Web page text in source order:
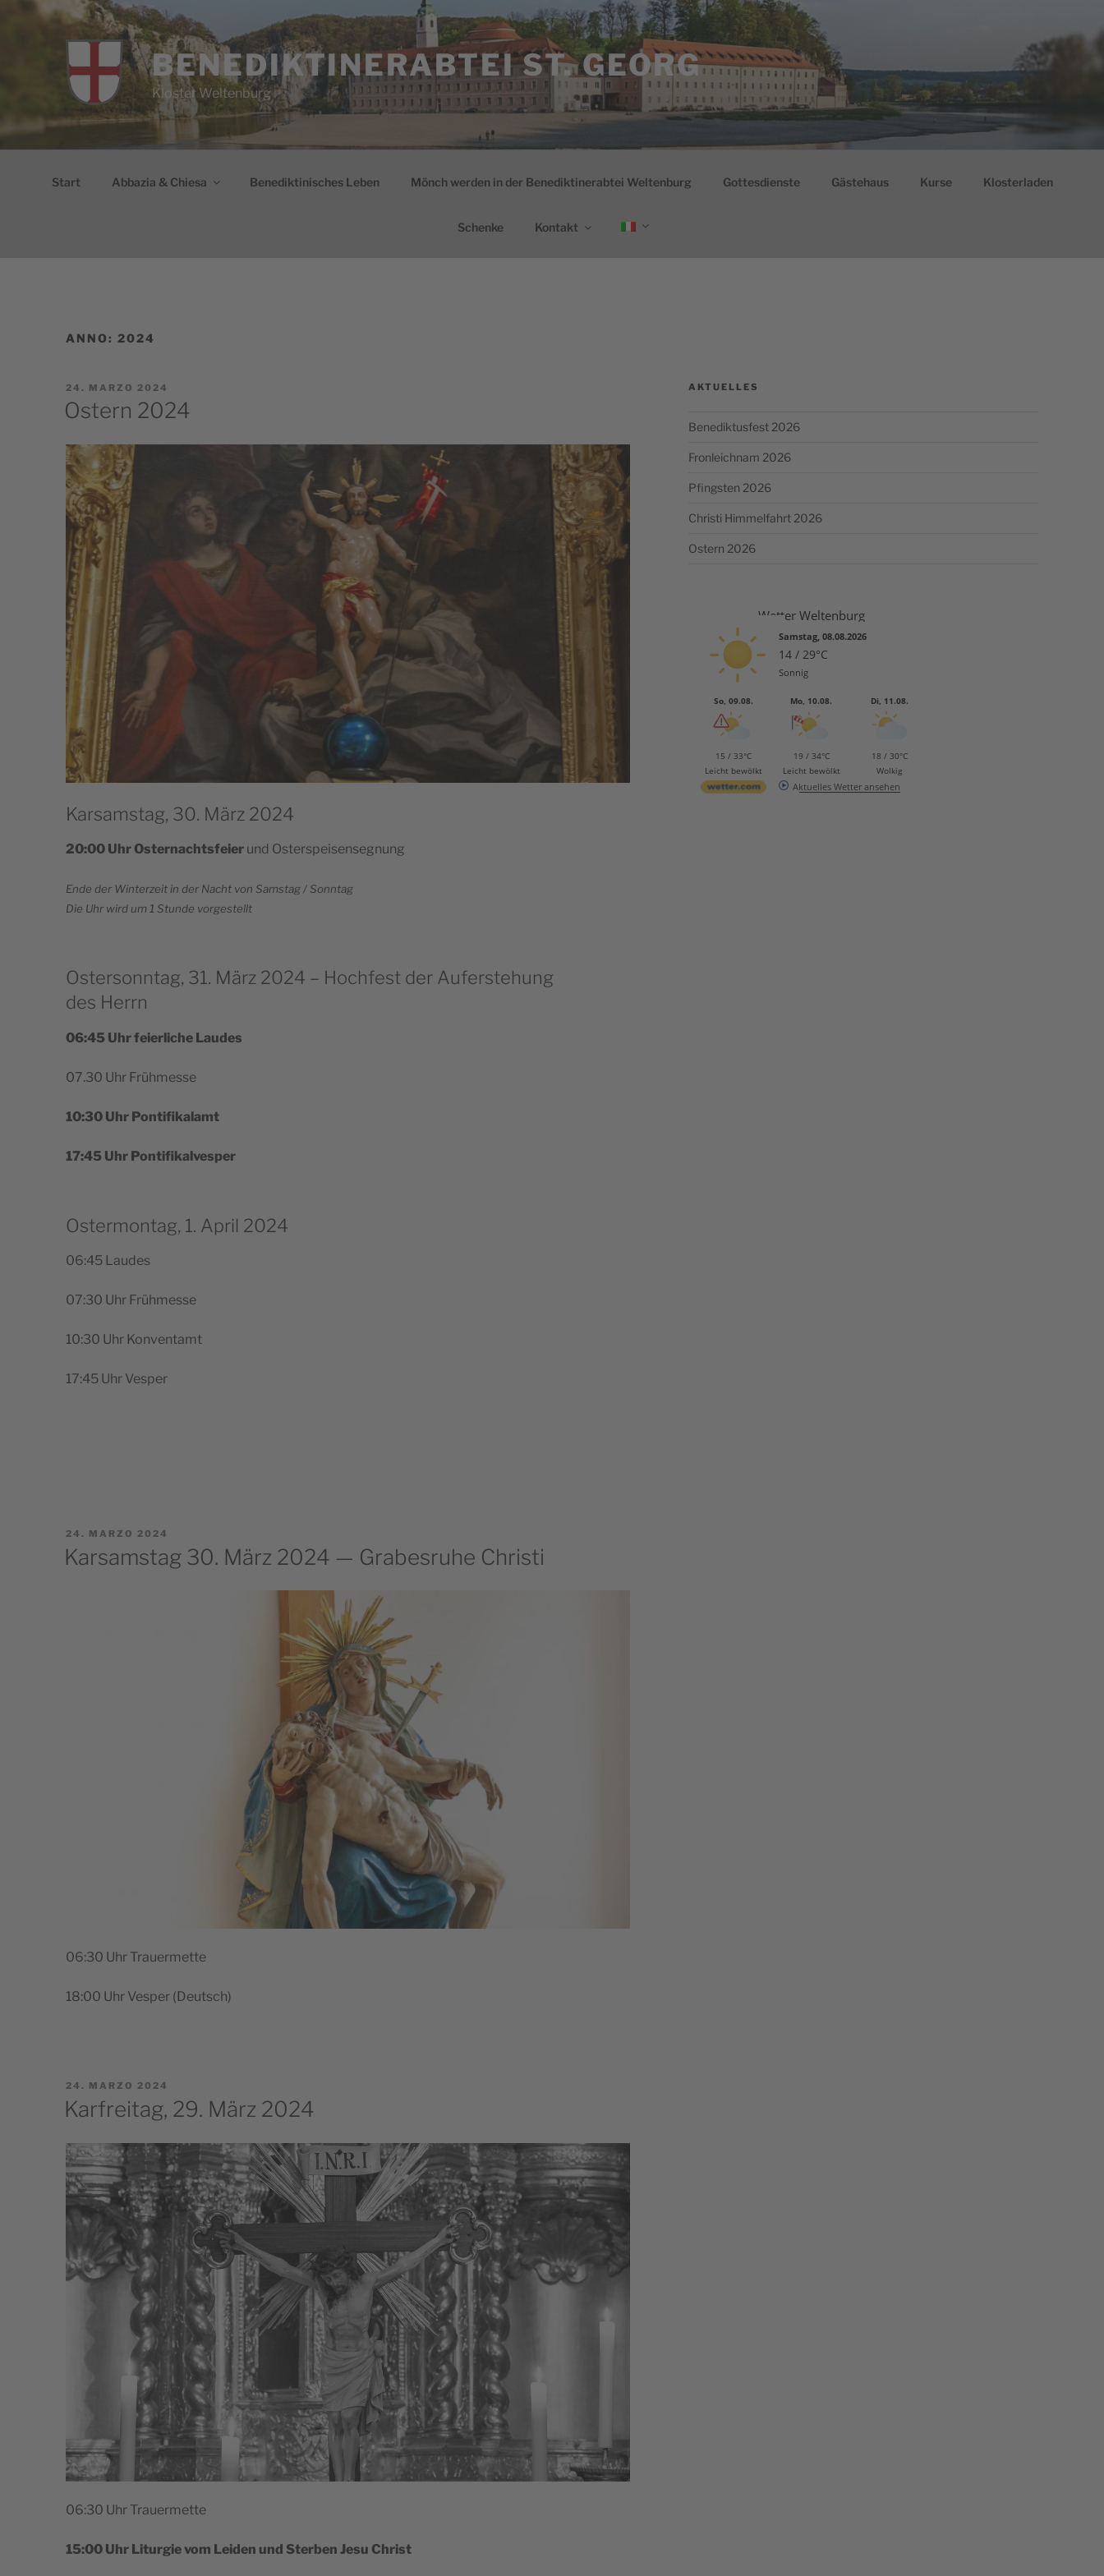
BENEDIKTINERABTEI ST. GEORG
Kloster Weltenburg
Start Abbazia & Chiesa Benediktinisches Leben Mönch werden in der Benediktinerabtei Weltenburg Gottesdienste Gästehaus Kurse Klosterladen
Schenke Kontakt
ANNO: 2024
PUBBLICATO
IL
24. MARZO 2024
Ostern 2024
Karsamstag, 30. März 2024
20:00 Uhr Oster­na­ch­tsfeier und Osterspeisensegnung
Ende der Win­ter­zeit in der Nacht von Sam­stag / Sonntag
Die Uhr wird um 1 Stun­de vorgestellt
Ostersonntag, 31. März 2024 – Hochfest der Auferstehung
des Herrn
06:45 Uhr feier­li­che Laudes
07.30 Uhr Frühmesse
10:30 Uhr Pontifikalamt
17:45 Uhr Pontifikalvesper
Ostermontag, 1. April 2024
06:45 Lau­des
07:30 Uhr Frühmesse
10:30 Uhr Konventamt
17:45 Uhr Vesper
PUBBLICATO
24. MARZO 2024
Karsamstag 30. März 2024 — Grabesruhe Christi
06:30 Uhr Trauermette
18:00 Uhr Vesper (Deu­tsch)
PUBBLICATO
24. MARZO 2024
Karfreitag, 29. März 2024
06:30 Uhr Trauermette
15:00 Uhr Litur­gie vom Lei­den und Ster­ben Jesu Christ
AKTUELLES
Benediktusfest 2026
Fronleichnam 2026
Pfingsten 2026
Christi Himmelfahrt 2026
Ostern 2026
Wetter Weltenburg
Samstag, 08.08.2026
14 / 29°C
Sonnig
So, 09.08.
15 / 33°C
Leicht bewölkt
Mo, 10.08.
19 / 34°C
Leicht bewölkt
Di, 11.08.
18 / 30°C
Wolkig
Aktuelles Wetter ansehen